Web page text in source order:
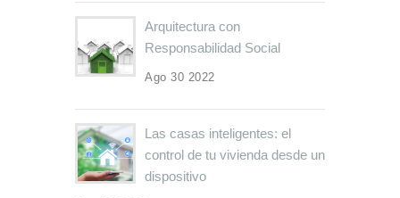
Arquitectura con
Responsabilidad Social
Ago 30 2022
Las casas inteligentes: el
control de tu vivienda desde un
dispositivo